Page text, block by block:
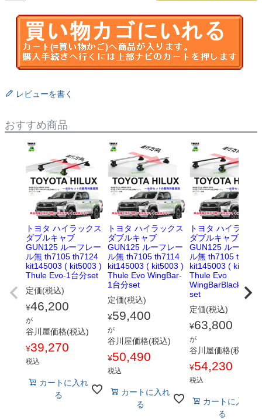
レビューを書く
おすすめ商品
トヨタ ハイラックス
ダブルキャブ
GUN125 ルーフレー
ル無 th7105 th7124
kit145003 ( kit5003 )
Thule Evo-1台分set
定価(税込)
¥46,200
が
谷川屋価格(税込)
¥39,270
税込
カートに入れ
る
トヨタ ハイラックス
ダブルキャブ
GUN125 ルーフレー
ル無 th7105 th7114
kit145003 ( kit5003 )
Thule Evo WingBar-
1台分set
定価(税込)
¥59,400
が
谷川屋価格(税込)
¥50,490
税込
カートに入れ
る
トヨタ ハイラック
ダブルキャブ
GUN125 ルーフレ
ル無 th7105
kit145003 ( kit5003
Thule Evo
WingBarBlack-1台
set
定価(税込)
¥63,800
が
谷川屋価格(税込)
¥54,230
税込
カートに入れ
る